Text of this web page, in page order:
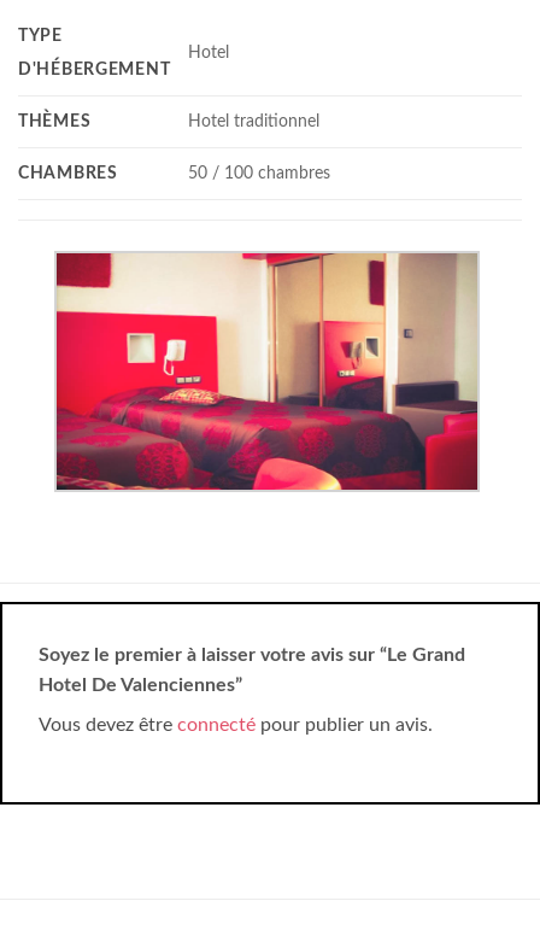
TYPE
D'HÉBERGEMENT
Hotel
THÈMES Hotel traditionnel
CHAMBRES 50 / 100 chambres
Soyez le premier à laisser votre avis sur “Le Grand
Hotel De Valenciennes”
Vous devez être connecté pour publier un avis.